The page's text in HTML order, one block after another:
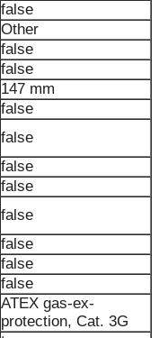
false
Other
false
false
147 mm
false
false
false
false
false
false
false
false
ATEX gas-ex-
protection, Cat. 3G